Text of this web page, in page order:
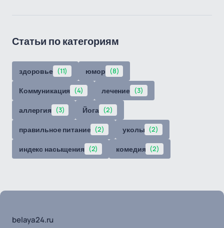
Статьи по категориям
здоровье (11) юмор (8)
Коммуникация (4) лечение (3)
аллергия (3) Йога (2)
правильное питание (2) уколы (2)
индекс насыщения (2) комедия (2)
belaya24.ru